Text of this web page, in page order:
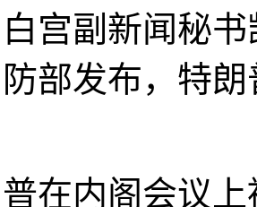
宫副新闻秘
部发布，特
内阁会议上